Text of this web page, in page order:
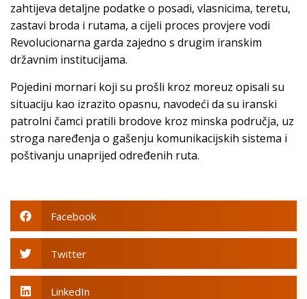
zahtijeva detaljne podatke o posadi, vlasnicima, teretu,
zastavi broda i rutama, a cijeli proces provjere vodi
Revolucionarna garda zajedno s drugim iranskim
državnim institucijama.
Pojedini mornari koji su prošli kroz moreuz opisali su
situaciju kao izrazito opasnu, navodeći da su iranski
patrolni čamci pratili brodove kroz minska područja, uz
stroga naređenja o gašenju komunikacijskih sistema i
poštivanju unaprijed određenih ruta.
Facebook
Twitter
LinkedIn